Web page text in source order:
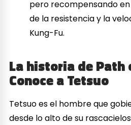
pero recompensando
de la resistencia y la
Kung-Fu.
La historia de Path
Conoce a Tetsuo
Tetsuo es el hombre que
desde lo alto de su